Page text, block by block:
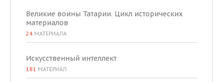
Великие воины Татарии. Цикл исторических
материалов
24 МАТЕРИАЛА
Искусственный интеллект
181 МАТЕРИАЛ